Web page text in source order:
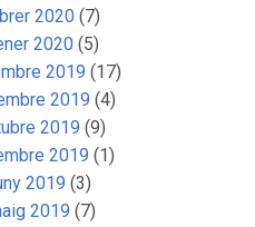
2020 (7)
2020(5)
2019 (17)
2019 (4)
2019 (9)
2019 (1)
2019 (3)
2019 (7)